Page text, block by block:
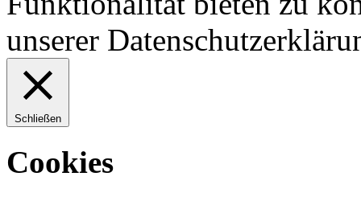
unserer
Schließen
Cookies